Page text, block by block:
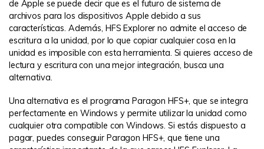
de Apple se puede decir que es el futuro de sistema de
archivos para los dispositivos Apple debido a sus
características. Además, HFS Explorer no admite el acceso de
escritura a la unidad, por lo que copiar cualquier cosa en la
unidad es imposible con esta herramienta. Si quieres acceso de
lectura y escritura con una mejor integración, busca una
alternativa.
Una alternativa es el programa Paragon HFS+, que se integra
perfectamente en Windows y permite utilizar la unidad como
cualquier otra compatible con Windows. Si estás dispuesto a
pagar, puedes conseguir Paragon HFS+, que tiene una